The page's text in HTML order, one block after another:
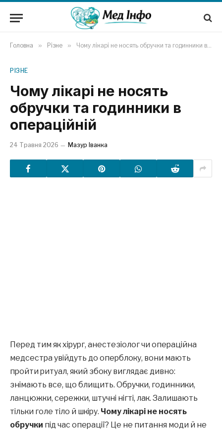
Головна » Різне » Чому лікарі не носять обручки та годинники в операційній
РІЗНЕ
Чому лікарі не носять
обручки та годинники в
операційній
24 Травня 2026 Мазур Іванка
Перед тим як хірург, анестезіолог чи операційна
медсестра увійдуть до оперблоку, вони мають
пройти ритуал, який збоку виглядає дивно:
знімають все, що блищить. Обручки, годинники,
ланцюжки, сережки, штучні нігті, лак. Залишають
тільки голе тіло й шкіру. Чому лікарі не носять
обручки під час операції? Це не питання моди й не